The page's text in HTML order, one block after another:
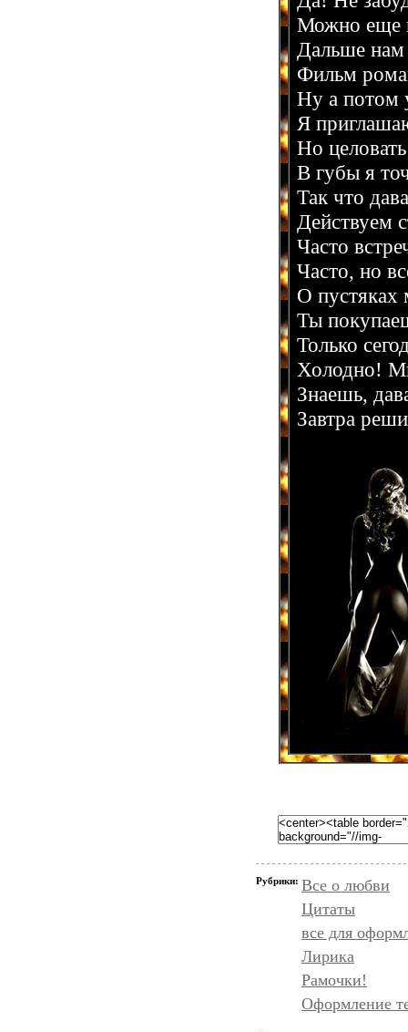
Можно еще
Дальше
Фильм
Ну а потом
Я
Но
В губы я
Так что
Действуем
Часто
Часто, но
О пустяках
Ты
Только
Холодно!
Знаешь,
Завтра
Рубрики: Все о любви
Цитаты
все для
Лирика
Рамочки!
Оформление